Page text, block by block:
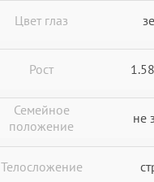
Цвет глаз
Рост
Семейное
положение
не
Телосложение